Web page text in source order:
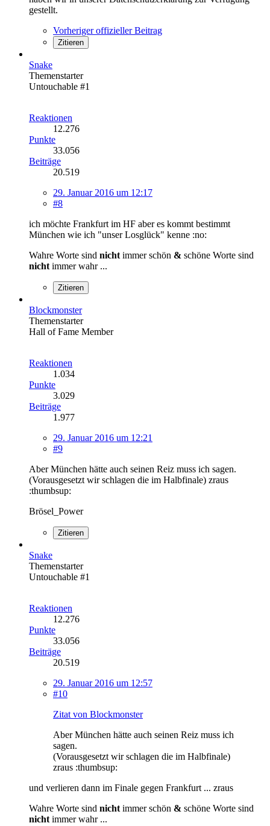
gestellt.
Vorheriger offizieller Beitrag
Zitieren
Snake
Themenstarter
Untouchable #1
Reaktionen
12.276
Punkte
33.056
Beiträge
20.519
29. Januar 2016 um 12:17
#8
ich möchte Frankfurt im HF aber es kommt bestimmt
München wie ich "unser Losglück" kenne :no:
Wahre Worte sind nicht immer schön & schöne Worte sind
nicht immer wahr ...
Zitieren
Blockmonster
Themenstarter
Hall of Fame Member
Reaktionen
1.034
Punkte
3.029
Beiträge
1.977
29. Januar 2016 um 12:21
#9
Aber München hätte auch seinen Reiz muss ich sagen.
(Vorausgesetzt wir schlagen die im Halbfinale) zraus
:thumbsup:
Brösel_Power
Zitieren
Snake
Themenstarter
Untouchable #1
Reaktionen
12.276
Punkte
33.056
Beiträge
20.519
29. Januar 2016 um 12:57
#10
Zitat von Blockmonster
Aber München hätte auch seinen Reiz muss ich
sagen.
(Vorausgesetzt wir schlagen die im Halbfinale)
zraus :thumbsup:
und verlieren dann im Finale gegen Frankfurt ... zraus
Wahre Worte sind nicht immer schön & schöne Worte sind
nicht immer wahr ...